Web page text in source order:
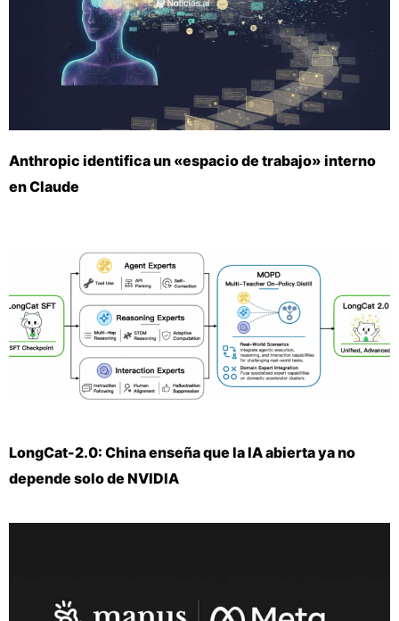
Anthropic identifica un «espacio de trabajo» interno
en Claude
LongCat-2.0: China enseña que la IA abierta ya no
depende solo de NVIDIA